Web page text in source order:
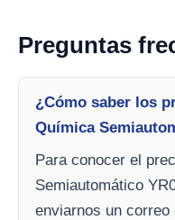
Preguntas
¿Cómo saber los
Química
Para conocer el
Semiautomático
enviarnos un